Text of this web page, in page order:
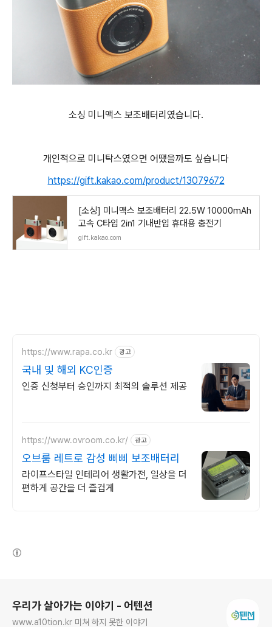
소싱 미니맥스 보조배터리였습니다.
개인적으로 미니탁스였으면 어땠을까도 싶습니다
https://gift.kakao.com/product/13079672
[소싱] 미니맥스 보조배터리 22.5W 10000mAh
고속 C타입 2in1 기내반입 휴대용 충전기
gift.kakao.com
https://www.rapa.co.kr 광고
국내 및 해외 KC인증
인증 신청부터 승인까지 최적의 솔루션 제공
https://www.ovroom.co.kr/ 광고
오브룸 레트로 감성 삐삐 보조배터리
라이프스타일 인테리어 생활가전, 일상을 더
편하게 공간을 더 즐겁게
우리가 살아가는 이야기 - 어텐션
www.a10tion.kr 미쳐 하지 못한 이야기